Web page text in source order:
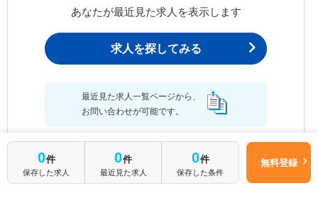
あなたが最近見た求人を表示します
求人を探してみる
最近見た求人一覧ページから、
お問い合わせが可能です。
最近見た求人一覧
0件
保存した求人
0件
最近見た求人
0件
保存した条件
無料登録